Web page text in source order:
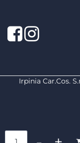
FacebookInstagram
Irpinia Car.Cos.